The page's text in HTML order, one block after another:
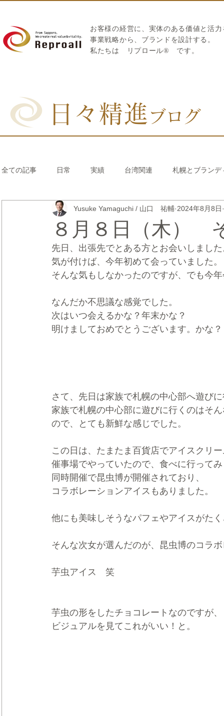
お客様の経営に、実体のある価値と活
​事業戦略から、ブランドを設計する。
私たちは
リプロール® です。
日々精進 ブログ
全ての記事 日常 実績 台湾関連 札幌とブランデ
リブランディング® さとうきび繊維のストロー 中国
CRMブランディング® デジタルマーケティングブランデ
８月８日（木）
Yusuke Yamaguchi / 山口 祐輔 2024年8月8日
先日、出張先でとある方とお会いしまし
気が付けば、今年初めて会っていました。
そんな気もしなかったのですが、でも今
なんだか不思議な感覚でした。
次はいつ会えるかな？年末かな？
明けましておめでとうございます。かな？
さて、先日は家族で札幌の中心部へ遊び
家族で札幌の中心部に遊びに行くのはそ
ので、とても新鮮な感じでした。
この日は、たまたま百貨店でアイスクリ
催事場でやっていたので、食べに行って
同時開催で昆虫博が開催されており、
コラボレーションアイスもありました。
他にも美味しそうなパフェやアイスがた
そんな次女が選んだのが、昆虫博のコラ
芋虫アイス　笑
芋虫の形をしたチョコレートなのですが、
ビジュアルを見てこれがいい！と。